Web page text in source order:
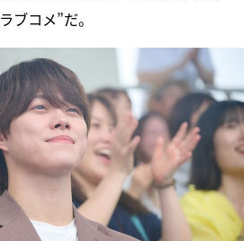
ブコメ”だ。